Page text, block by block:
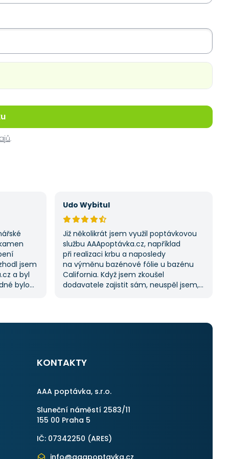
.
jsem
a byl
bylo
Udo Wybitul
Již několikrát jsem využil poptávkovou
službu AAApoptávka.cz, například
při realizaci krbu a naposledy
na výměnu bazénové fólie u bazénu
California. Když jsem zkoušel
dodavatele zajistit sám, neuspěl jsem,
S poskytnutými službami jsem byl velmi
KONTAKTY
AAA poptávka, s.r.o.
Sluneční náměstí 2583/11
155 00 Praha 5
IČ: 07342250 (ARES)
info@aaapoptavka.cz